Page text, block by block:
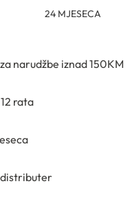
24 MJESECA
narudžbe iznad 150KM
rata